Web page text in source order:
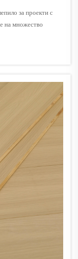
за проекти с
на множество
влияят върху